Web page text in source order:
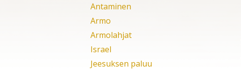
Antaminen
Armo
Armolahjat
Israel
Jeesuksen paluu